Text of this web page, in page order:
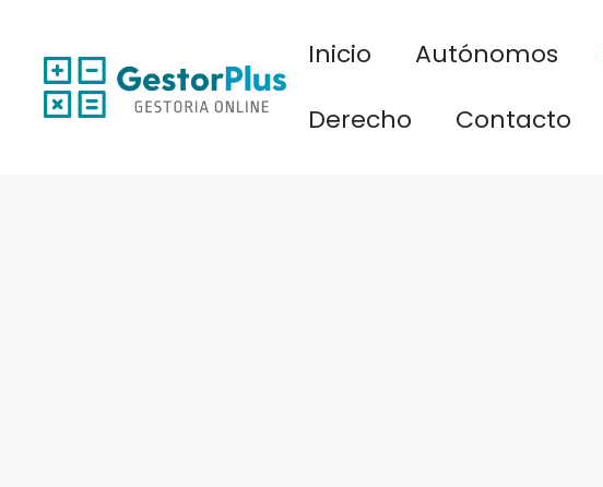
contenido
Inicio Autónomos
Derecho
Contacto